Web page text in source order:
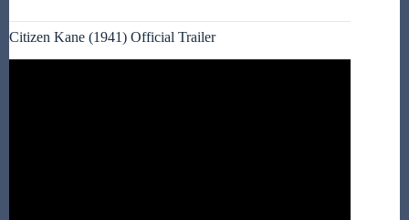
Citizen Kane (1941) Official Trailer